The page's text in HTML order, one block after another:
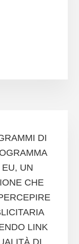
DI
UN
CHE
LINK